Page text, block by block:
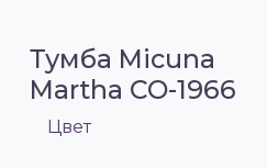
Тумба Micuna
Martha CO-1966
Цвет